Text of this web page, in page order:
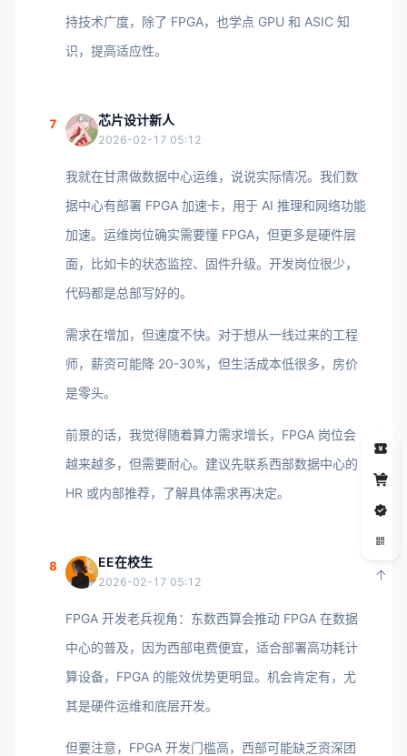
持技术广度，除了 FPGA，也学点 GPU 和 ASIC 知
识，提高适应性。
7 芯片设计新人
2026-02-17 05:12
我就在甘肃做数据中心运维，说说实际情况。我们数
据中心有部署 FPGA 加速卡，用于 AI 推理和网络功能
加速。运维岗位确实需要懂 FPGA，但更多是硬件层
面，比如卡的状态监控、固件升级。开发岗位很少，
代码都是总部写好的。
需求在增加，但速度不快。对于想从一线过来的工程
师，薪资可能降 20-30%，但生活成本低很多，房价
是零头。
前景的话，我觉得随着算力需求增长，FPGA 岗位会
越来越多，但需要耐心。建议先联系西部数据中心的
HR 或内部推荐，了解具体需求再决定。
8 EE在校生
2026-02-17 05:12
FPGA 开发老兵视角：东数西算会推动 FPGA 在数据
中心的普及，因为西部电费便宜，适合部署高功耗计
算设备，FPGA 的能效优势更明显。机会肯定有，尤
其是硬件运维和底层开发。
但要注意，FPGA 开发门槛高，西部可能缺乏资深团